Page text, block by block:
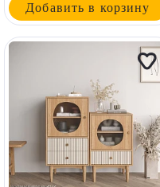
Добавить в корзину